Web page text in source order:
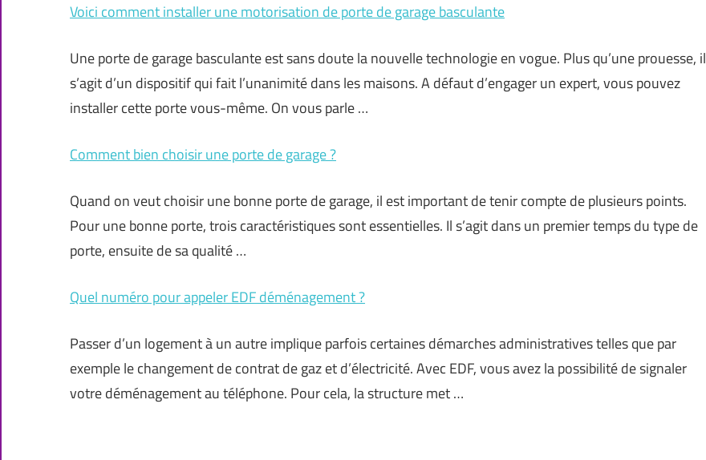
Voici comment installer une motorisation de porte de garage basculante
Une porte de garage basculante est sans doute la nouvelle technologie en vogue. Plus qu’une prouesse, il
s’agit d’un dispositif qui fait l’unanimité dans les maisons. A défaut d’engager un expert, vous pouvez
installer cette porte vous-même. On vous parle …
Comment bien choisir une porte de garage ?
Quand on veut choisir une bonne porte de garage, il est important de tenir compte de plusieurs points.
Pour une bonne porte, trois caractéristiques sont essentielles. Il s’agit dans un premier temps du type de
porte, ensuite de sa qualité …
Quel numéro pour appeler EDF déménagement ?
Passer d’un logement à un autre implique parfois certaines démarches administratives telles que par
exemple le changement de contrat de gaz et d’électricité. Avec EDF, vous avez la possibilité de signaler
votre déménagement au téléphone. Pour cela, la structure met …